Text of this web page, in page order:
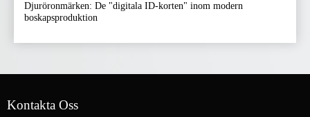
Djuröronmärken: De "digitala ID-korten" inom modern
boskapsproduktion
Kontakta Oss